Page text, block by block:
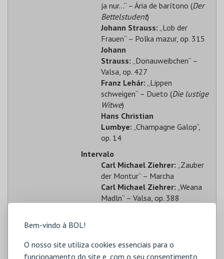
Bem-vindo à BOL!
O nosso site utiliza cookies essenciais para o
funcionamento do site e, com o seu consentimento,
ja nur…“ – Ária de barítono (Der
Bettelstudent)
Johann Strauss: „Lob der
Frauen“ – Polka mazur, op. 315
Johann
Strauss: „Donauweibchen“ –
Valsa, op. 427
Franz Lehár: „Lippen
schweigen“ – Dueto (Die lustige
Witwe)
Hans Christian
Lumbye: „Champagne Galop”,
op. 14
Intervalo
Carl Michael Ziehrer: „Zauber
der Montur“ – Marcha
Carl Michael Ziehrer: „Weana
Madln“ – Valsa, op. 388
Franz Lehár:„Ja, das Studium
der Weiber ist schwer“ – Ária de